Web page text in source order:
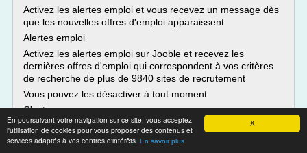
X
En poursuivant votre navigation sur ce site, vous acceptez
l'utilisation de cookies pour vous proposer des contenus et
services adaptés à vos centres d'intérêts. En savoir plus
Activez les alertes emploi et vous recevez un message dès
que les nouvelles offres d'emploi apparaissent
Alertes emploi
Activez les alertes emploi sur Jooble et recevez les
dernières offres d'emploi qui correspondent à vos critères
de recherche de plus de 9840 sites de recrutement
Vous pouvez les désactiver à tout moment
C'est...
Lire la suite